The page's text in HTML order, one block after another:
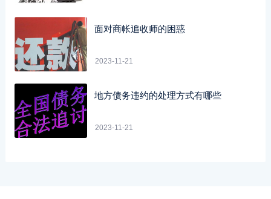
面对商帐追收师的困惑
2023-11-21
地方债务违约的处理方式有哪些
2023-11-21